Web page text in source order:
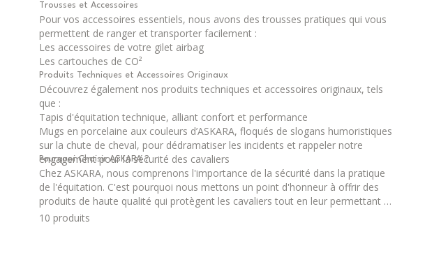
Trousses et Accessoires
Pour vos accessoires essentiels, nous avons des trousses pratiques qui vous
permettent de ranger et transporter facilement :
Les accessoires de votre gilet airbag
Les cartouches de CO²
Produits Techniques et Accessoires Originaux
Découvrez également nos produits techniques et accessoires originaux, tels
que :
Tapis d'équitation technique, alliant confort et performance
Mugs en porcelaine aux couleurs d’ASKARA, floqués de slogans humoristiques
sur la chute de cheval, pour dédramatiser les incidents et rappeler notre
engagement pour la sécurité des cavaliers
Pourquoi Choisir ASKARA ?
Chez ASKARA, nous comprenons l'importance de la sécurité dans la pratique
de l'équitation. C'est pourquoi nous mettons un point d'honneur à offrir des
produits de haute qualité qui protègent les cavaliers tout en leur permettant de
pratiquer leur passion avec style et sérénité. Explorez notre catégorie Textile et
Sportswear et équipez-vous dès aujourd'hui avec des produits fiables et
10 produits